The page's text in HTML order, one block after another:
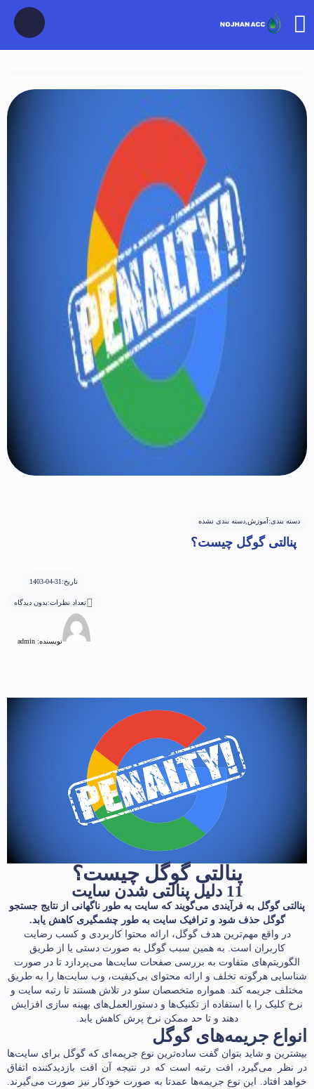
دسته بندی:آموزش دسته بندی نشده
پنالتی گوگل چیست؟
تاریخ: 1403-04-31
تعداد نظرات:بدون دیدگاه
نویسنده: admin
پنالتی گوگل چیست؟
11 دلیل پنالتی شدن سایت
پنالتی گوگل به فرآیندی می‌گویند که سایت به طور ناگهانی از نتایج جستجو
گوگل حذف شود و ترافیک سایت به طور چشمگیری کاهش ­یابد.
در واقع مهم‌ترین هدف گوگل، ارائه محتوا کاربردی و کسب رضایت
کاربران است. به همین سبب گوگل به صورت دستی یا از طریق
الگوریتم‌های متفاوت به بررسی صفحات سایت‌ها می‌پردازد تا در صورت
شناسایی هرگونه تخلف و ارائه محتوای بی‌کیفیت، وب سایت‌ها را به طریق
مختلف جریمه کند. همواره متخصصان سئو در تلاش­­ هستند تا رتبه سایت و
نرخ کلیک را با استفاده از تکنیک‌ها و دستورالعمل‌های بهینه سازی افزایش
دهند و تا حد ممکن نرخ پرش کاهش یابد.
انواع جریمه‌های گوگل
بیشترین و شاید بتوان گفت ساده‌ترین نوع جریمه‌‌ای که گوگل برای سایت‌ها
در نظر می‌گیرد، افت رتبه است که در نتیجه آن افت بازدیدکننده اتفاق
خواهد افتاد. این نوع جریمه‌ها عمدتا به صورت خودکار نیز صورت می‌گیرند.